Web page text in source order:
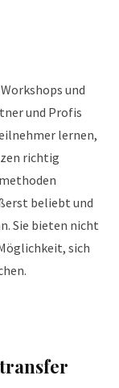
und
und Profis
lernen,
richtig
beliebt und
Sie bieten nicht
sich